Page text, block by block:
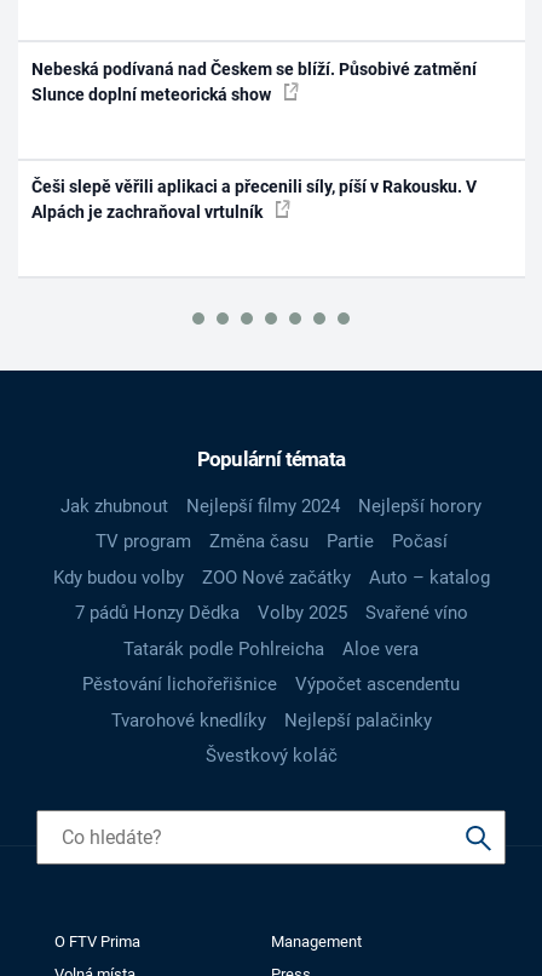
Nebeská podívaná nad Českem se blíží. Působivé zatmění
Slunce doplní meteorická show
Češi slepě věřili aplikaci a přecenili síly, píší v Rakousku. V
Alpách je zachraňoval vrtulník
Populární témata
Jak zhubnout Nejlepší filmy 2024
Nejlepší horory
TV program
Změna času Partie
Počasí
Kdy budou volby
ZOO Nové začátky
Auto – katalog
7 pádů Honzy Dědka
Volby 2025
Svařené víno
Tatarák podle Pohlreicha
Aloe vera
Pěstování lichořeřišnice
Výpočet ascendentu
Tvarohové knedlíky
Nejlepší palačinky
Švestkový koláč
O FTV Prima
Management